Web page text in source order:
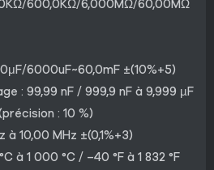
600,0KΩ/6,000MΩ/60,00MΩ
6000uF~60,0mF ±(10%+5)
: 99,99 nF / 999,9 nF à 9,999 µF
: 10 %)
à 10,00 MHz ±(0,1%+3)
à 1 000 °C / –40 °F à 1 832 °F